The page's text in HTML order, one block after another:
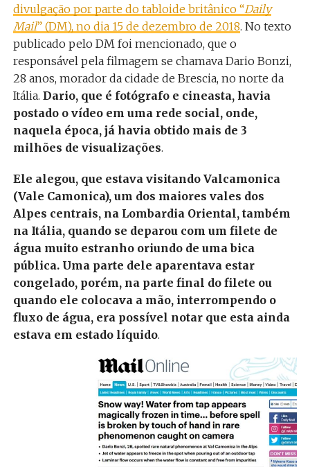
divulgação por parte do tabloide britânico “Daily
Mail” (DM), no dia 15 de dezembro de 2018. No texto
publicado pelo DM foi mencionado, que o
responsável pela filmagem se chamava Dario Bonzi,
28 anos, morador da cidade de Brescia, no norte da
Itália. Dario, que é fotógrafo e cineasta, havia
postado o vídeo em uma rede social, onde,
naquela época, já havia obtido mais de 3
milhões de visualizações.
Ele alegou, que estava visitando Valcamonica
(Vale Camonica), um dos maiores vales dos
Alpes centrais, na Lombardia Oriental, também
na Itália, quando se deparou com um filete de
água muito estranho oriundo de uma bica
pública. Uma parte dele aparentava estar
congelado, porém, na parte final do filete ou
quando ele colocava a mão, interrompendo o
fluxo de água, era possível notar que esta ainda
estava em estado líquido.